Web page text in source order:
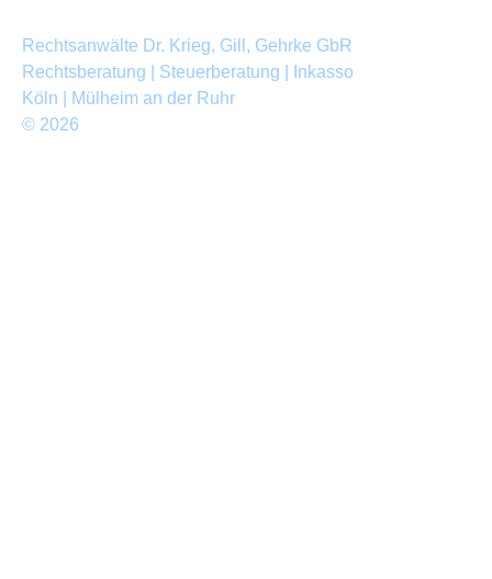
Rechtsanwälte Dr. Krieg, Gill, Gehrke GbR
Rechtsberatung | Steuerberatung | Inkasso
Köln | Mülheim an der Ruhr
© 2026